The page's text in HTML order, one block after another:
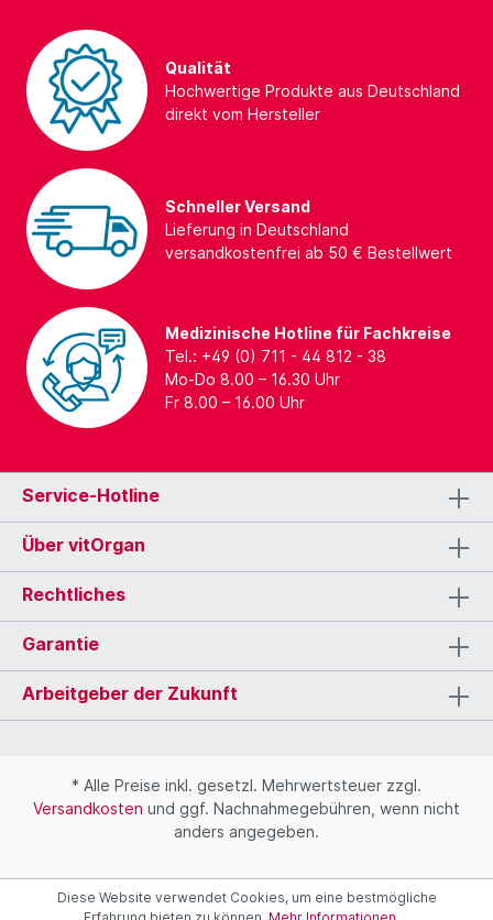
Qualität
Hochwertige Produkte aus Deutschland
direkt vom Hersteller
Schneller Versand
Lieferung in Deutschland
versandkostenfrei ab 50 € Bestellwert
Medizinische Hotline für Fachkreise
Tel.: +49 (0) 711 - 44 812 - 38
Mo-Do 8.00 – 16.30 Uhr
Fr 8.00 – 16.00 Uhr
Service-Hotline
Über vitOrgan
Rechtliches
Garantie
Arbeitgeber der Zukunft
* Alle Preise inkl. gesetzl. Mehrwertsteuer zzgl.
Versandkosten und ggf. Nachnahmegebühren, wenn nicht
anders angegeben.
Diese Website verwendet Cookies, um eine bestmögliche